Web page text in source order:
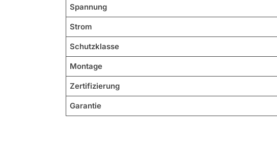
Spannung
Strom
Schutzklasse
Montage
Zertifizierung
Garantie